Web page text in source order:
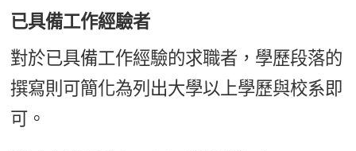
已具備工作經驗者
對於已具備工作經驗的求職者，學歷段落的
撰寫則可簡化為列出大學以上學歷與校系即
可。